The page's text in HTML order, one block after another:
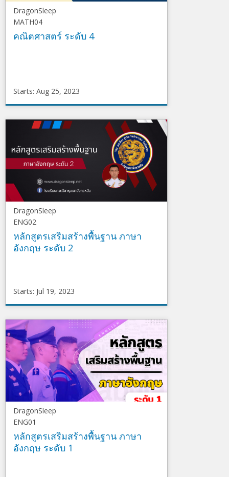
DragonSleep
MATH04
คณิตศาสตร์ ระดับ 4
Starts: Aug 25, 2023
MATH04
StartsAug
2023
DragonSleep
ENG02
หลักสูตรเสริมสร้างพื้นฐาน ภาษา
อังกฤษ ระดับ 2
Starts: Jul 19, 2023
ENG02
StartsJul
19,
2023
DragonSleep
ENG01
หลักสูตรเสริมสร้างพื้นฐาน ภาษา
อังกฤษ ระดับ 1